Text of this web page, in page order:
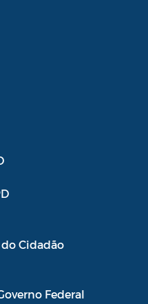
das
por consultas
Gestão do SUS
de Saúde
de Contas
de Agente
e Agente de
Municipal de
Cidadão
Federal